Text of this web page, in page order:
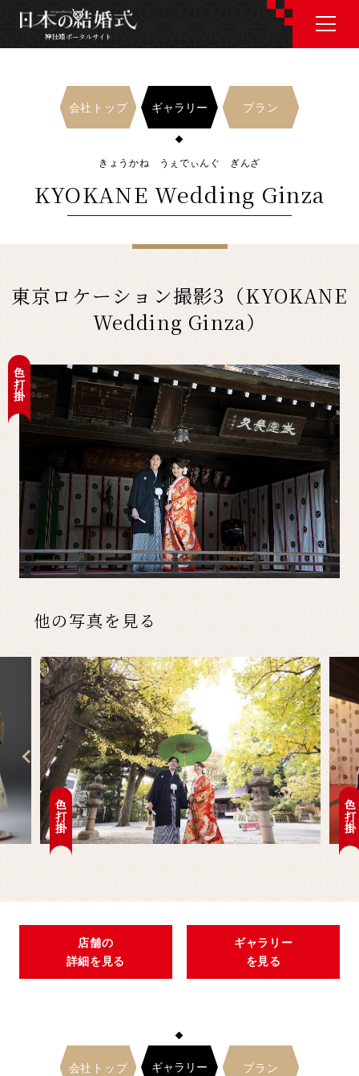
神社婚ポータルサイト
和婚コラム
先輩カップル実例
クリップリスト
神社婚ポータルサイト
会社トップ ギャラリー プラン
きょうかね うぇでぃんぐ ぎんざ
KYOKANE Wedding Ginza
東京ロケーション撮影3（KYOKANE
Wedding Ginza）
色打掛
他の写真を見る
色打掛 色打掛
店舗の
詳細を見る
ギャラリー
を見る
会社トップ ギャラリー プラン